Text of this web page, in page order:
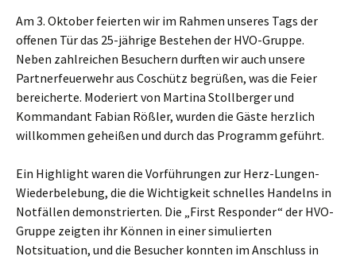
Am 3. Oktober feierten wir im Rahmen unseres Tags der
offenen Tür das 25-jährige Bestehen der HVO-Gruppe.
Neben zahlreichen Besuchern durften wir auch unsere
Partnerfeuerwehr aus Coschütz begrüßen, was die Feier
bereicherte. Moderiert von Martina Stollberger und
Kommandant Fabian Rößler, wurden die Gäste herzlich
willkommen geheißen und durch das Programm geführt.
Ein Highlight waren die Vorführungen zur Herz-Lungen-
Wiederbelebung, die die Wichtigkeit schnelles Handelns in
Notfällen demonstrierten. Die „First Responder“ der HVO-
Gruppe zeigten ihr Können in einer simulierten
Notsituation, und die Besucher konnten im Anschluss in